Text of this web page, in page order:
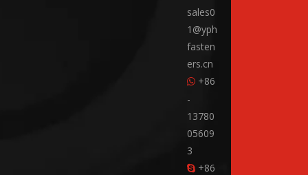
sales0
1@yph
fasten
ers.cn
 +86
-
13780
05609
3
 +86